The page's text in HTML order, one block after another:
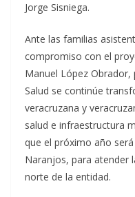
Jorge Sisniega.
Ante las familias
compromiso con el
Manuel López Obrador,
Salud se continúe
veracruzana y
salud e infraestructura
que el próximo año
Naranjos, para atender
norte de la entidad.